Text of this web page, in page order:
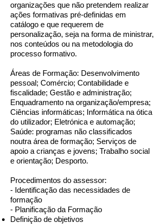
organizações que não pretendem realizar
ações formativas pré-definidas em
catálogo e que requerem de
personalização, seja na forma de ministrar,
nos conteúdos ou na metodologia do
processo formativo.
Áreas de Formação: Desenvolvimento
pessoal; Comércio; Contabilidade e
fiscalidade; Gestão e administração;
Enquadramento na organização/empresa;
Ciências informáticas; Informática na ótica
do utilizador; Eletrónica e automação;
Saúde: programas não classificados
noutra área de formação; Serviços de
apoio a crianças e jovens; Trabalho social
e orientação; Desporto.
Procedimentos do assessor:
- Identificação das necessidades de
formação
- Planificação da Formação
Definição de objetivos